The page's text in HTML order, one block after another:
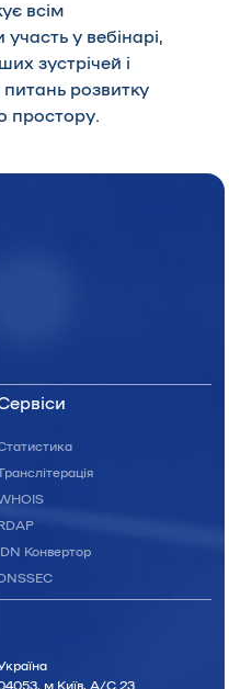
всім
у вебінарі,
зустрічей і
розвитку
простору.
Конвертор
м.Київ, А/С 23